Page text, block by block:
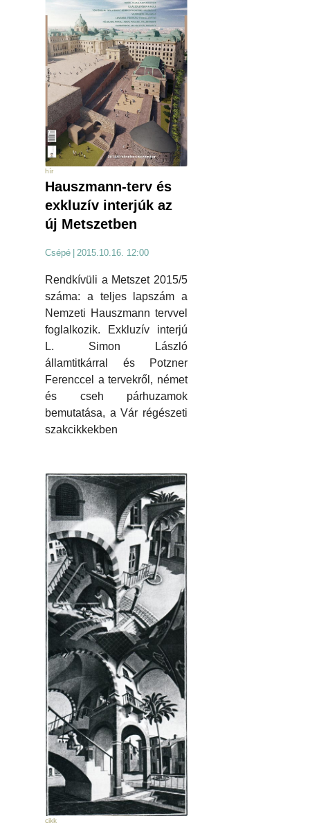
hír
Hauszmann-terv és
exkluzív interjúk az
új Metszetben
Csépé | 2015.10.16. 12:00
Rendkívüli a Metszet 2015/5
száma: a teljes lapszám a
Nemzeti Hauszmann tervvel
foglalkozik. Exkluzív interjú
L. Simon László
államtitkárral és Potzner
Ferenccel a tervekről, német
és cseh párhuzamok
bemutatása, a Vár régészeti
szakcikkekben
cikk